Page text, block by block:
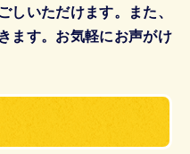
しいただけます。また、
ます。お気軽にお声がけ